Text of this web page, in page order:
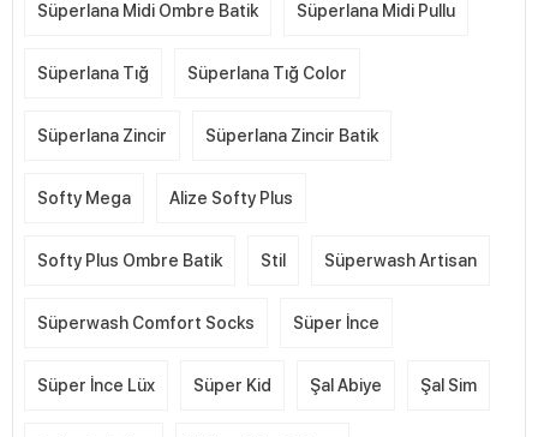
Süperlana Midi Ombre Batik Süperlana Midi Pullu
Süperlana Tığ Süperlana Tığ Color
Süperlana Zincir Süperlana Zincir Batik
Softy Mega Alize Softy Plus
Softy Plus Ombre Batik Stil Süperwash Artisan
Süperwash Comfort Socks Süper İnce
Süper İnce Lüx Süper Kid Şal Abiye Şal Sim